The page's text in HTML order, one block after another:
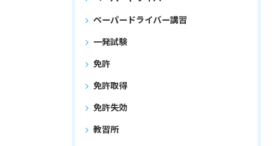
ペーパードライバー講習
一発試験
免許
免許取得
免許失効
教習所